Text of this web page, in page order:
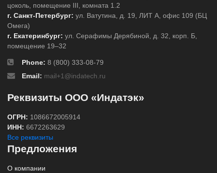
цоколь, помещение III, комната 1.2
г. Санкт-Петербург: ул. Ватутина, д. 19, ЛИТ А, офис 109 (БЦ
Омега)
г. Екатеринбург: ул. Серафимы Дерябиной, д. 32, корп. Б,
помещение 19–32
Phone: 8 (800) 333-08-79
Email: mail+1@indatech.ru
Реквизиты ООО «Индатэк»
ОГРН: 1086672005914
ИНН: 6672263629
Все реквизиты
Предложения
О компании